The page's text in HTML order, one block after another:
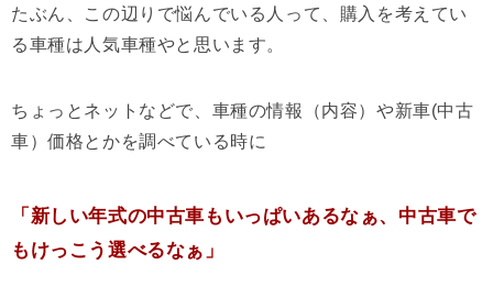
たぶん、この辺りで悩んでいる人って、購入を考えてい
る車種は人気車種やと思います。
ちょっとネットなどで、車種の情報（内容）や新車(中古
車）価格とかを調べている時に
「新しい年式の中古車もいっぱいあるなぁ、中古車で
もけっこう選べるなぁ」